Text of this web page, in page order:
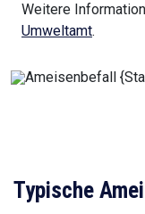
Weitere
Umweltamt.
Typische